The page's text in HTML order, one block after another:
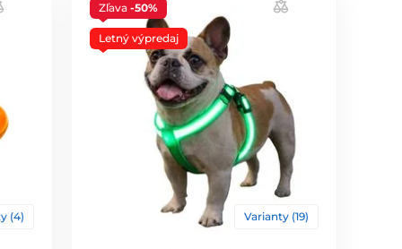
(4)
Zľava-50%
Letný výpredaj
Varianty (19)